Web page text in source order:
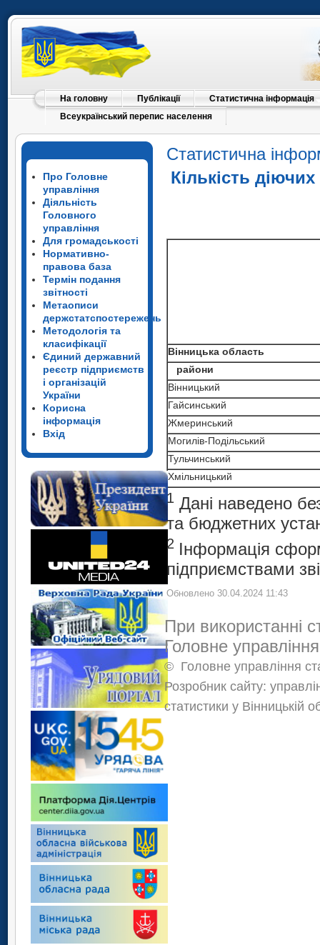
На головну Публікації
Статистична інформація
Всеукраїнський перепис населення
Про Головне
управління
Діяльність
Головного
управління
Для громадськості
Нормативно-
правова база
Термін подання
звітності
Метаописи
держстатспостережень
Методологія та
класифікації
Єдиний державний
реєстр підприємств
і організацій
України
Корисна
інформація
Вхід
Статистична
Кількість діючих
Вінницька область
райони
Вінницький
Гайсинський
Жмеринський
Могилів-Подільський
Тульчинський
Хмільницький
1 Дані наведено
та бюджетних
2 Інформація
підприємствами
Обновлено 30.04.2024 11:43
При використанні
Головне
© Головне управління
Розробник сайту:
статистики у Вінницькій